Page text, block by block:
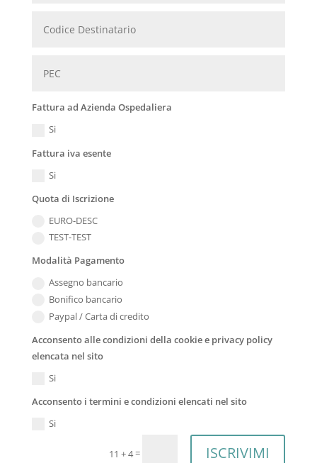
Fattura ad Azienda Ospedaliera
Si
Fattura iva esente
Si
Quota di Iscrizione
EURO-DESC
TEST-TEST
Modalità Pagamento
Assegno bancario
Bonifico bancario
Paypal / Carta di credito
Acconsento alle condizioni della cookie e privacy policy
elencata nel sito
Si
Acconsento i termini e condizioni elencati nel sito
Si
11 + 4= ISCRIVIMI